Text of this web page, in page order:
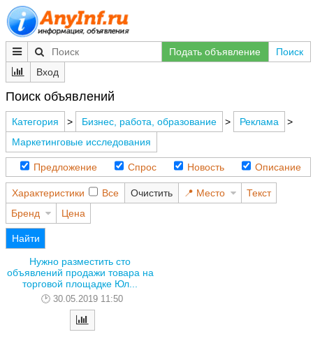
Подать объявление
Поиск
Вход
Поиск объявлений
Категория > Бизнес, работа, образование > Реклама
>
Маркетинговые исследования
Предложение Спрос Новость Описание
Характеристики Все Очистить Место
Текст
Бренд
Цена
Найти
Нужно разместить сто
объявлений продажи товара на
торговой площадке Юл...
30.05.2019 11:50